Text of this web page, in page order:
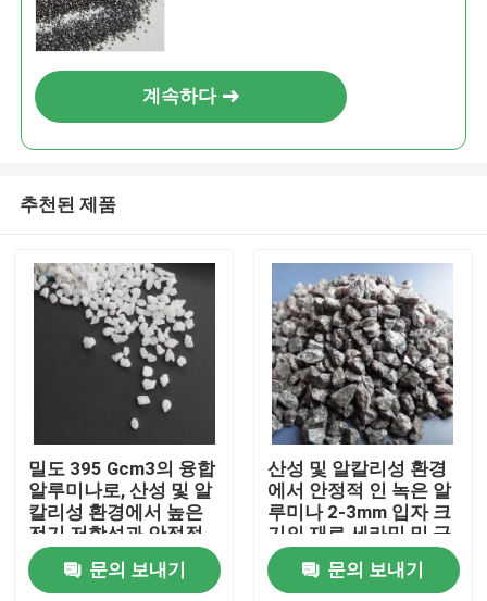
계속하다
추천된 제품
밀도 395 Gcm3의 융합
알루미나로, 산성 및 알
칼리성 환경에서 높은
전기 저항성과 안정적
인 화학적 특성을 제공
합니다. 문의 보내기
산성 및 알칼리성 환경
에서 안정적 인 녹은 알
루미나 2-3mm 입자 크
기의 재료 세라믹 및 금
속 용용
문의 보내기